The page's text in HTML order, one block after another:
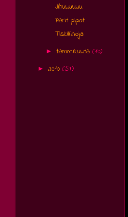
Jihuuuuuu
Parit pipot
Tiskiliinoja
►tammikuuta(10)
► 2010 (57)